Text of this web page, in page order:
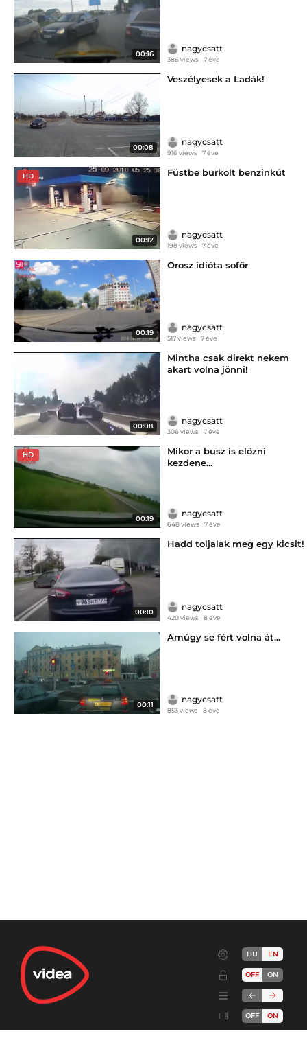
00:16
nagycsatt
386 views 7 éve
00:08
Veszélyesek a Ladák!
nagycsatt
916 views 7 éve
HD
00:12
Füstbe burkolt benzinkút
nagycsatt
198 views 7 éve
00:19
Orosz idióta sofőr
nagycsatt
517 views 7 éve
00:08
Mintha csak direkt nekem
akart volna jönni!
nagycsatt
306 views 7 éve
HD
00:19
Mikor a busz is előzni
kezdene...
nagycsatt
648 views 7 éve
00:10
Hadd toljalak meg egy kicsit!
nagycsatt
420 views 8 éve
00:11
Amúgy se fért volna át...
nagycsatt
853 views 8 éve
HU EN
OFF ON
OFF ON